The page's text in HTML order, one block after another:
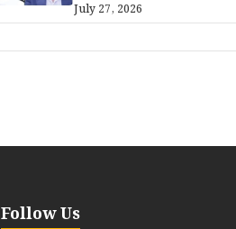
July 27, 2026
Follow Us